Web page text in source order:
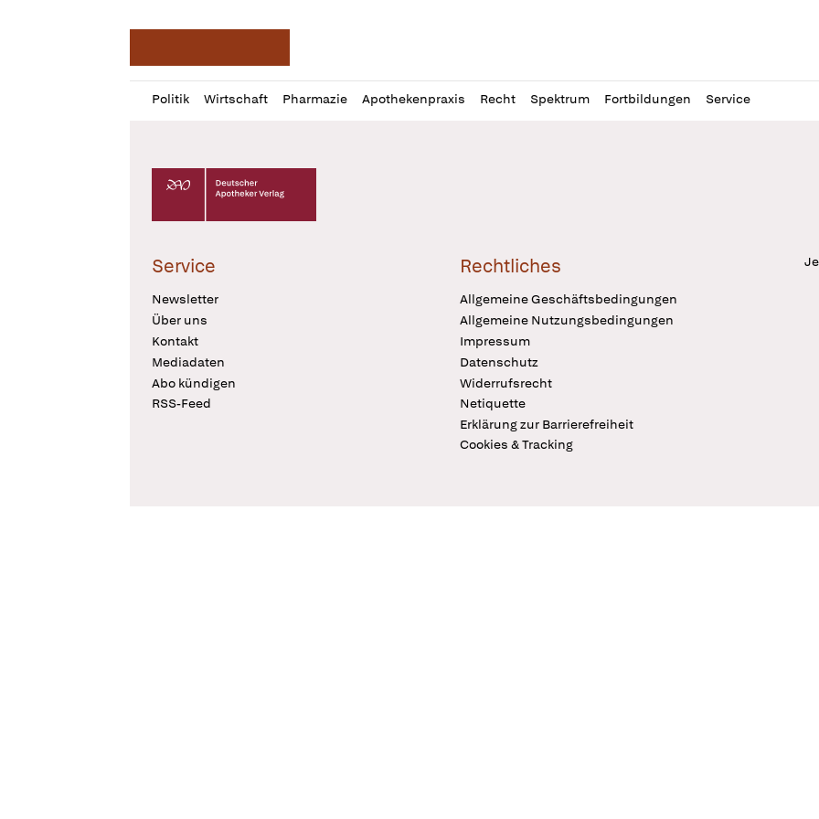
Politik Wirtschaft Pharmazie Apothekenpraxis Recht Spektrum Fortbildungen Service
Profil
öffnen
Daz
Pur
Deutscher Apotheker Verlag Logo
Service
Newsletter
Über uns
Kontakt
Mediadaten
Abo kündigen
RSS-Feed
Rechtliches
Allgemeine Geschäftsbedingungen
Allgemeine Nutzungsbedingungen
Impressum
Datenschutz
Widerrufsrecht
Netiquette
Erklärung zur Barrierefreiheit
Cookies & Tracking